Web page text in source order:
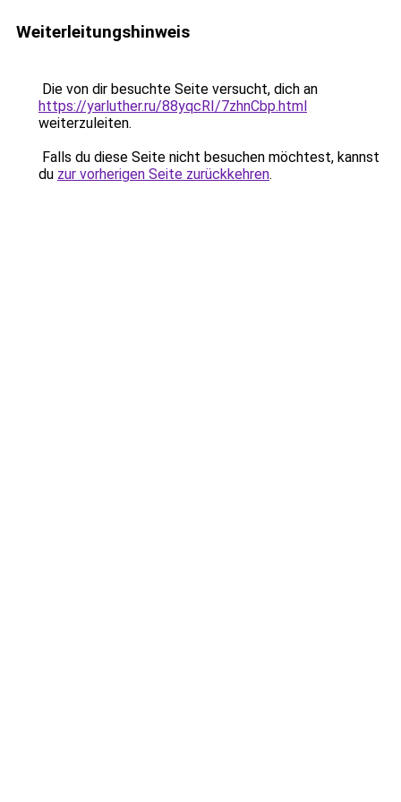
Weiterleitungshinweis
Die von dir besuchte Seite versucht, dich an
https://yarluther.ru/88yqcRI/7zhnCbp.html
weiterzuleiten.
Falls du diese Seite nicht besuchen möchtest, kannst
du zur vorherigen Seite zurückkehren.